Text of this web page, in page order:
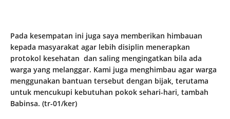
Pada kesempatan ini juga saya memberikan himbauan
kepada masyarakat agar lebih disiplin menerapkan
protokol kesehatan dan saling mengingatkan bila ada
warga yang melanggar. Kami juga menghimbau agar warga
menggunakan bantuan tersebut dengan bijak, terutama
untuk mencukupi kebutuhan pokok sehari-hari, tambah
Babinsa. (tr-01/ker)